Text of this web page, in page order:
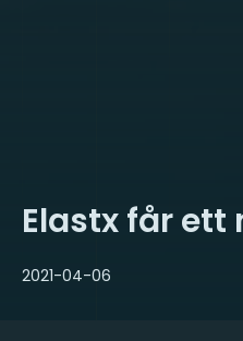
Elastx får
2021-04-06